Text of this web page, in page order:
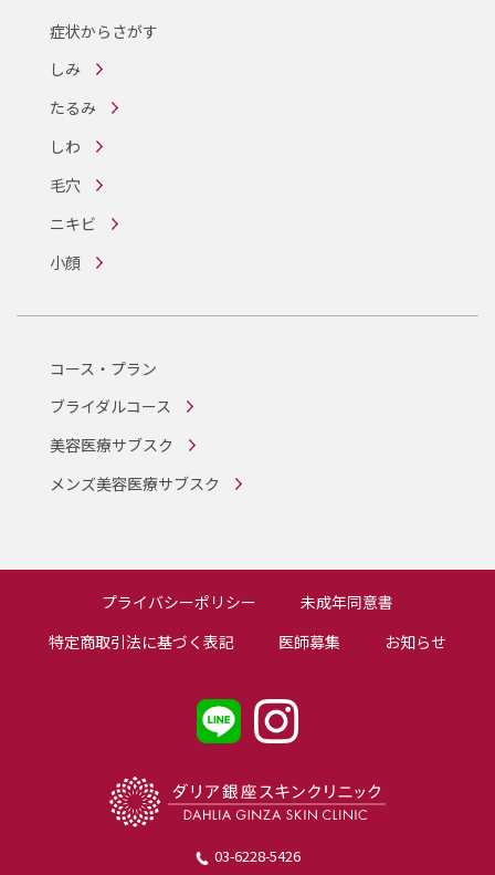
症状からさがす
しみ
たるみ
しわ
毛穴
ニキビ
小顔
コース・プラン
ブライダルコース
美容医療サブスク
メンズ美容医療サブスク
プライバシーポリシー
未成年同意書
特定商取引法に基づく表記
医師募集 お知らせ
03-6228-5426